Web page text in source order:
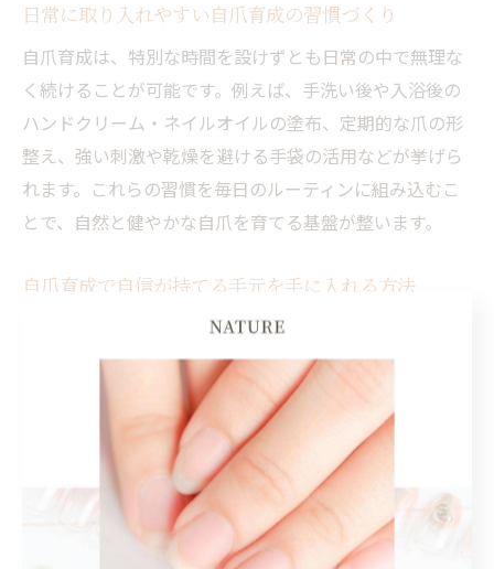
日常に取り入れやすい自爪育成の習慣づくり
自爪育成は、特別な時間を設けずとも日常の中で無理な
く続けることが可能です。例えば、手洗い後や入浴後の
ハンドクリーム・ネイルオイルの塗布、定期的な爪の形
整え、強い刺激や乾燥を避ける手袋の活用などが挙げら
れます。これらの習慣を毎日のルーティンに組み込むこ
とで、自然と健やかな自爪を育てる基盤が整います。
自爪育成で自信が持てる手元を手に入れる方法
自爪育成を成功させるには、継続的なケアと正しい知識
が不可欠です。具体的には、週ごとに状態をチェック
し、割れやすい部分があれば早めに対応しましょう。ま
た、サロンでのプロによるアドバイスやケアを受けるこ
とで、自分に合った方法が分かりやすくなります。こう
した積み重ねが、手元への自信と美しさを引き出しま